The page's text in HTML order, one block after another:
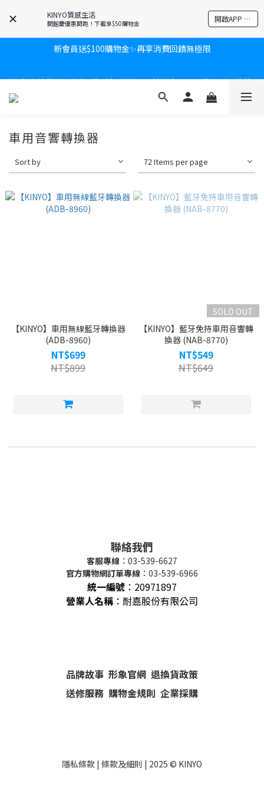
KINYO質感生活
開館慶優惠開跑！下載享$50購物金 開啟APP 享隱藏優惠
新會員送$100購物金✨再享消費回饋無極限
爸氣有禮賞🎁全館任2件9折✨刮鬍刀、按摩家電、電動牙刷、藍芽
耳機🎀給爸爸一個驚喜大禮包
新會員送$100購物金✨再享消費回饋無極限
車用音響轉換器
Sort by 72 Items per page
【KINYO】車用無線藍牙轉換器
(ADB-8960)
NT$699
NT$899
SOLD OUT
【KINYO】藍牙免持車用音響轉
換器 (NAB-8770)
NT$549
NT$649
聯絡我們
客服專線 ：03-539-6627
官方購物網訂單專線 ：03-539-6966
統一編號 ： 20971897
營業人名稱 ：耐嘉股份有限公司
品牌故事 形象官網 退換貨政策
送修服務 購物金規則 企業採購
隱私條款 | 條款及細則 | 2025 © KINYO